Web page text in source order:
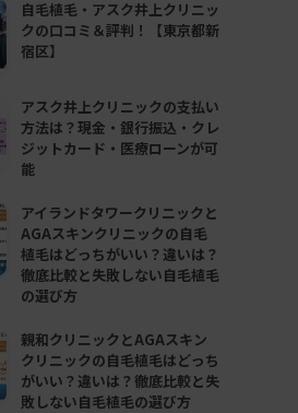
自毛植毛・アスク井上クリニッ
クの口コミ＆評判！【東京都新
宿区】
アスク井上クリニックの支払い
方法は？現金・銀行振込・クレ
ジットカード・医療ローンが可
能
アイランドタワークリニックと
AGAスキンクリニックの自毛
植毛はどっちがいい？違いは？
徹底比較と失敗しない自毛植毛
の選び方
親和クリニックとAGAスキン
クリニックの自毛植毛はどっち
がいい？違いは？徹底比較と失
敗しない自毛植毛の選び方